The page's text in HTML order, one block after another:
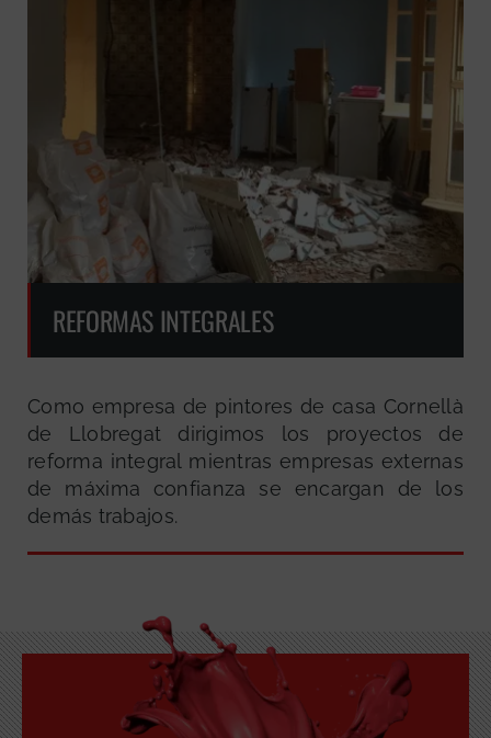
REFORMAS INTEGRALES
Como empresa de pintores de casa Cornellà
de Llobregat dirigimos los proyectos de
reforma integral mientras empresas externas
de máxima confianza se encargan de los
demás trabajos.